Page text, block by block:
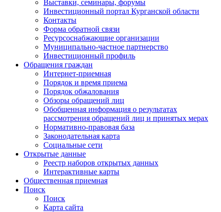
Выставки, семинары, форумы
Инвестиционный портал Курганской области
Контакты
Форма обратной связи
Ресурсоснабжающие организации
Муниципально-частное партнерство
Инвестиционный профиль
Обращения граждан
Интернет-приемная
Порядок и время приема
Порядок обжалования
Обзоры обращений лиц
Обобщенная информация о результатах
рассмотрения обращений лиц и принятых мерах
Нормативно-правовая база
Законодательная карта
Социальные сети
Открытые данные
Реестр наборов открытых данных
Интерактивные карты
Общественная приемная
Поиск
Поиск
Карта сайта